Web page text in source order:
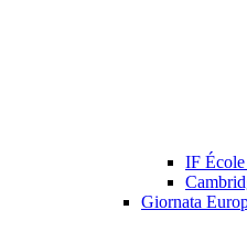
IF École
Giornata